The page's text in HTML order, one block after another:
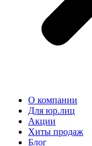
О компании
Для юр.лиц
Акции
Хиты продаж
Блог